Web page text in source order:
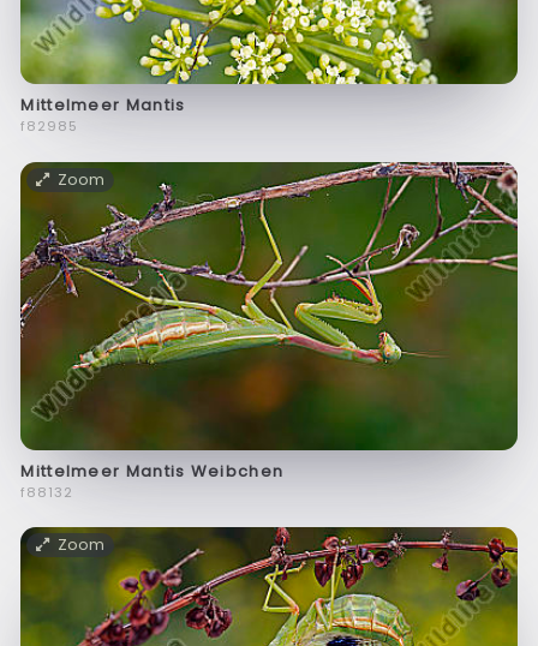
Mittelmeer Mantis
f82985
Zoom
Mittelmeer Mantis Weibchen
f88132
Zoom